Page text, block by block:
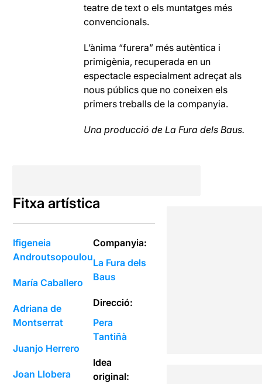
teatre de text o els muntatges més
convencionals.
L’ànima “furera” més autèntica i
primigènia, recuperada en un
espectacle especialment adreçat als
nous públics que no coneixen els
primers treballs de la companyia.
Una producció deLa Fura dels Baus.
Fitxa artística
Ifigeneia
Androutsopoulou
María Caballero
Adriana de
Montserrat
Juanjo Herrero
Joan Llobera
Companyia:
La Fura dels
Baus
Direcció:
Pera
Tantiñà
Idea
original: